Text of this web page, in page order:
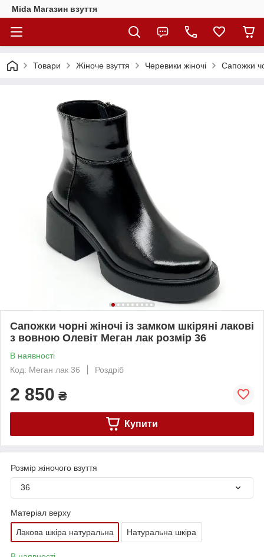
Mida Магазин взуття
Товари Жіноче взуття Черевики жіночі Сапожки
Сапожки чорні жіночі із замком шкіряні лакові
з вовною Олевіт Меган лак розмір 36
В наявності
Код: Меган лак 36
Роздріб
2 850 ₴
Купити
Розмір жіночого взуття
36
Матеріал верху
Лакова шкіра натуральна Натуральна шкіра